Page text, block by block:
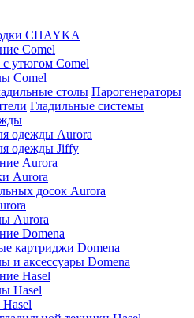
CHAYKA
Comel
утюгом Comel
Comel
столы Парогенераторы
Гладильные системы
одежды Aurora
одежды Jiffy
Aurora
Aurora
досок Aurora
Aurora
Domena
картриджи Domena
и аксессуары Domena
Hasel
Hasel